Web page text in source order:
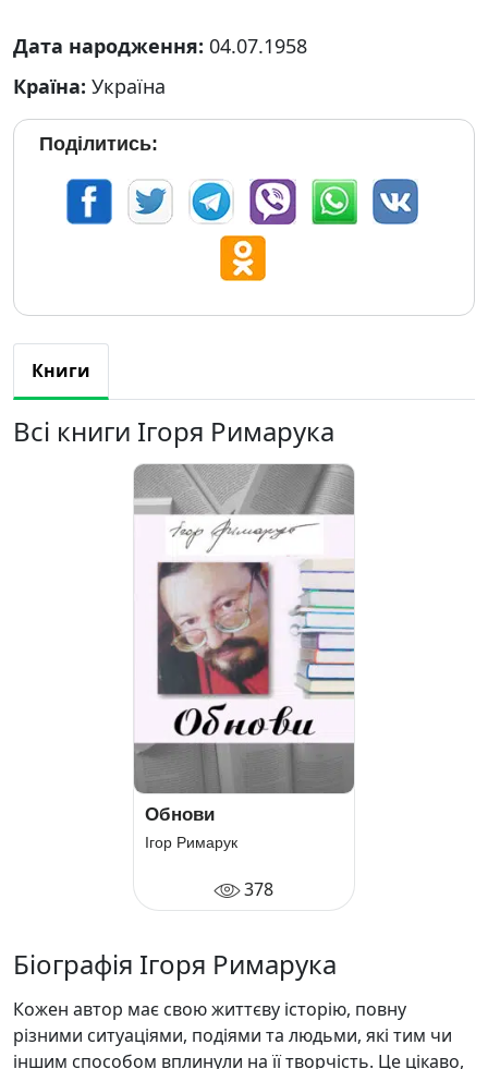
Дата народження: 04.07.1958
Країна: Україна
Поділитись:
Книги
Всі книги Ігоря Римарука
Обнови
Ігор Римарук
378
Біографія Ігоря Римарука
Кожен автор має свою життєву історію, повну
різними ситуаціями, подіями та людьми, які тим чи
іншим способом вплинули на її творчість. Це цікаво,